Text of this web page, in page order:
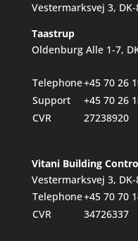
Vestermarksvej 3,
Taastrup
Oldenburg Alle 1-7,
Telephone+45 70 26
Support
+45 70 26
CVR
27238920
Vitani Building
Vestermarksvej 3,
Telephone+45 70 70
CVR
34726337